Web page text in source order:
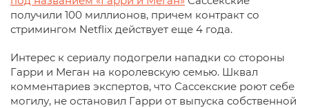
получили 100 миллионов, причем контракт со
стримингом Netflix действует еще 4 года.
Интерес к сериалу подогрели нападки со стороны
Гарри и Меган на королевскую семью. Шквал
комментариев экспертов, что Сассекские роют себе
могилу, не остановил Гарри от выпуска собственной